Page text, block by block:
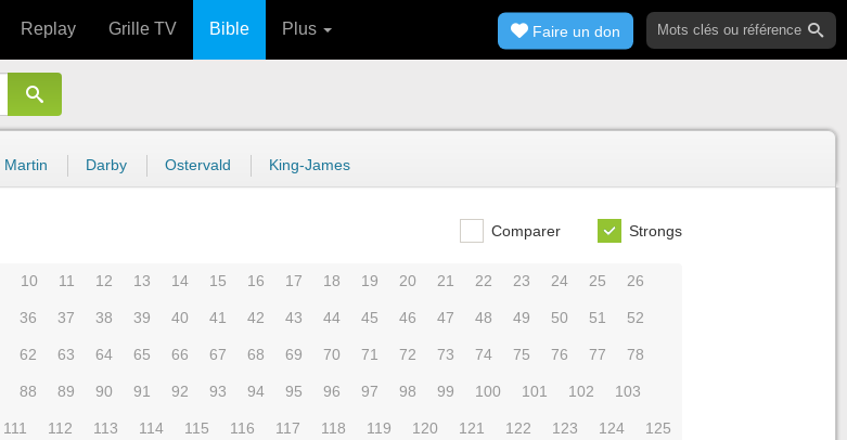
Replay Grille TV Bible Plus Faire un don
Martin Darby Ostervald King-James
Comparer Strongs
10 11 12 13 14 15 16 17 18 19 20 21 22 23 24 25 26
36 37 38 39 40 41 42 43 44 45 46 47 48 49 50 51 52
62 63 64 65 66 67 68 69 70 71 72 73 74 75 76 77 78
88 89 90 91 92 93 94 95 96 97 98 99 100 101 102 103
111 112 113 114 115 116 117 118 119 120 121 122 123 124 125